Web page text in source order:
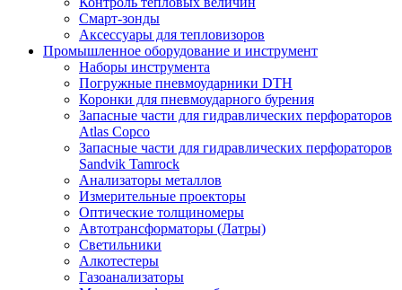
Смарт-зонды
Аксессуары для тепловизоров
Промышленное оборудование и инструмент
Наборы инструмента
Погружные пневмоударники DTH
Коронки для пневмоударного бурения
Запасные части для гидравлических перфораторов
Atlas Copco
Запасные части для гидравлических перфораторов
Sandvik Tamrock
Анализаторы металлов
Измерительные проекторы
Оптические толщиномеры
Автотрансформаторы (Латры)
Светильники
Алкотестеры
Газоанализаторы